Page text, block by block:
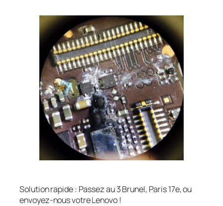
Solution rapide : Passez au 3 Brunel, Paris 17e, ou
envoyez-nous votre Lenovo !